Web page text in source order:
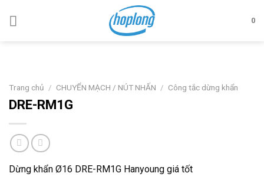
0
Trang chủ / CHUYỂN MẠCH / NÚT NHẤN / Công tắc dừng khẩn
DRE-RM1G
Dừng khẩn Ø16 DRE-RM1G Hanyoung giá tốt